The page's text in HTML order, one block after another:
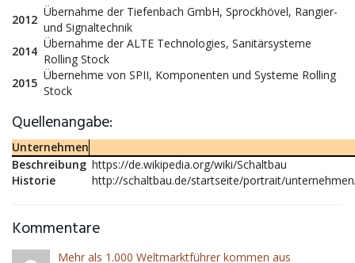
2012
Übernahme der Tiefenbach GmbH, Sprockhövel, Rangier-
und Signaltechnik
2014
Übernahme der ALTE Technologies, Sanitärsysteme
Rolling Stock
2015
Übernehme von SPII, Komponenten und Systeme Rolling
Stock
Quellenangabe:
Unternehmen
Beschreibung https://de.wikipedia.org/wiki/Schaltbau
Historie
http://schaltbau.de/startseite/portrait/
Kommentare
Mehr als 1.000 Weltmarktführer kommen aus